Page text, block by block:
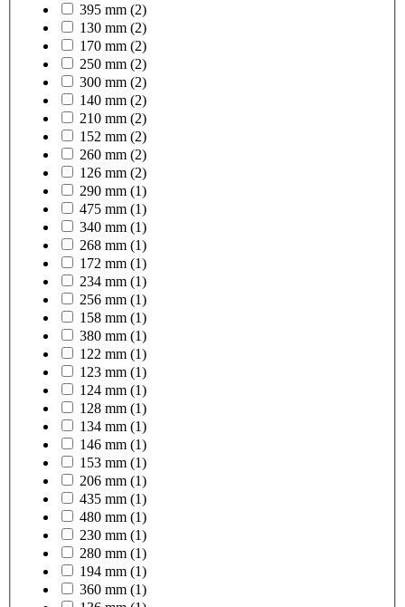
395 mm (2)
130 mm (2)
170 mm (2)
250 mm (2)
300 mm (2)
140 mm (2)
210 mm (2)
152 mm (2)
260 mm (2)
126 mm (2)
290 mm (1)
475 mm (1)
340 mm (1)
268 mm (1)
172 mm (1)
234 mm (1)
256 mm (1)
158 mm (1)
380 mm (1)
122 mm (1)
123 mm (1)
124 mm (1)
128 mm (1)
134 mm (1)
146 mm (1)
153 mm (1)
206 mm (1)
435 mm (1)
480 mm (1)
230 mm (1)
280 mm (1)
194 mm (1)
360 mm (1)